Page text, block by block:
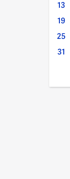
13
19
25
31